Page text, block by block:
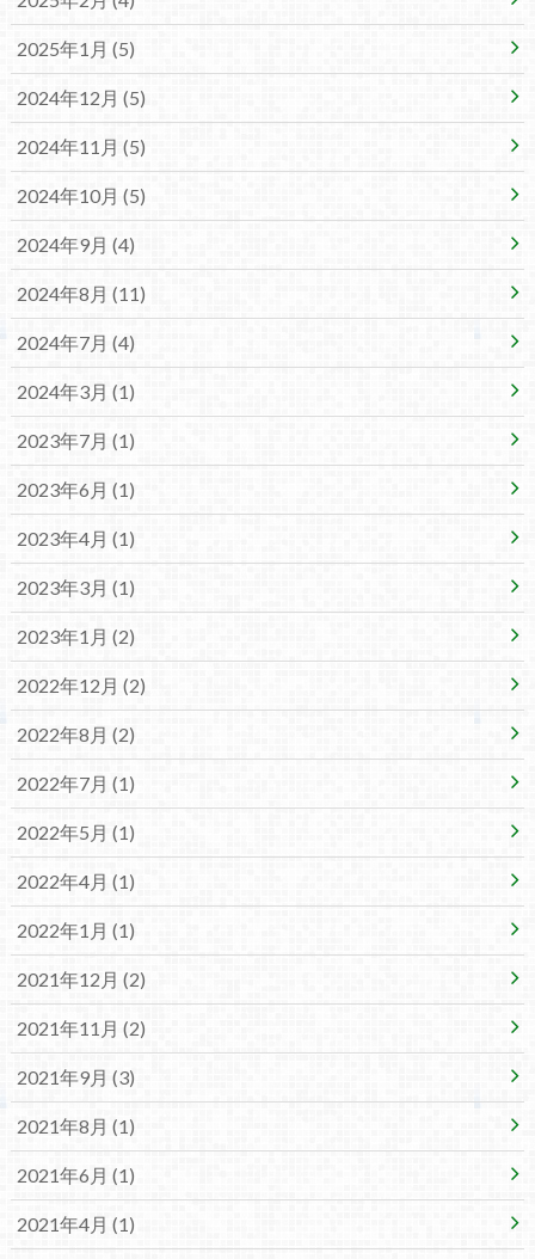
2025年1月 (5)
2024年12月 (5)
2024年11月 (5)
2024年10月 (5)
2024年9月 (4)
2024年8月 (11)
2024年7月 (4)
2024年3月 (1)
2023年7月 (1)
2023年6月 (1)
2023年4月 (1)
2023年3月 (1)
2023年1月 (2)
2022年12月 (2)
2022年8月 (2)
2022年7月 (1)
2022年5月 (1)
2022年4月 (1)
2022年1月 (1)
2021年12月 (2)
2021年11月 (2)
2021年9月 (3)
2021年8月 (1)
2021年6月 (1)
2021年4月 (1)